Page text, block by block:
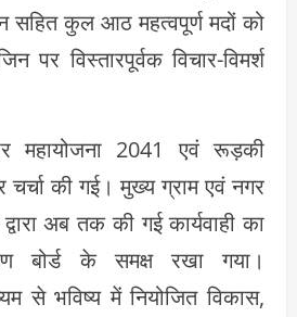
सहित कुल आठ महत्वपूर्ण मदों को
पर विस्तारपूर्वक विचार-विमर्श
महायोजना 2041 एवं रूड़की
चर्चा की गई। मुख्य ग्राम एवं नगर
अब तक की गई कार्यवाही का
बोर्ड के समक्ष रखा गया।
से भविष्य में नियोजित विकास,